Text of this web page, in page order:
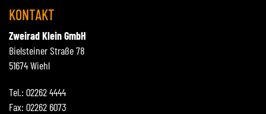
KONTAKT
Zweirad Klein GmbH
Bielsteiner Straße 78
51674 Wiehl
Tel.: 02262 4444
Fax: 02262 6073